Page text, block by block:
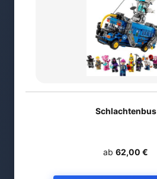
Schlachtenbus
ab 62,00 €